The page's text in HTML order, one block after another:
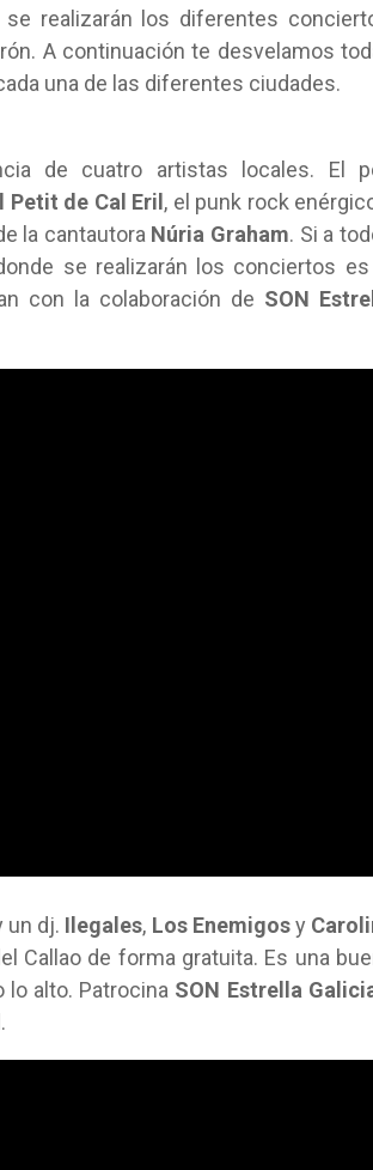
realizarán los diferentes
A continuación te desvelamos
una de las diferentes ciudades.
de cuatro artistas locales. El
Petit de Cal Eril , el punk rock
la cantautora Núria Graham. Si a
se realizarán los conciertos es
con la colaboración de SON
un dj. Ilegales, Los Enemigosy
Callao de forma gratuita. Es una
lo alto. Patrocina SON Estrella